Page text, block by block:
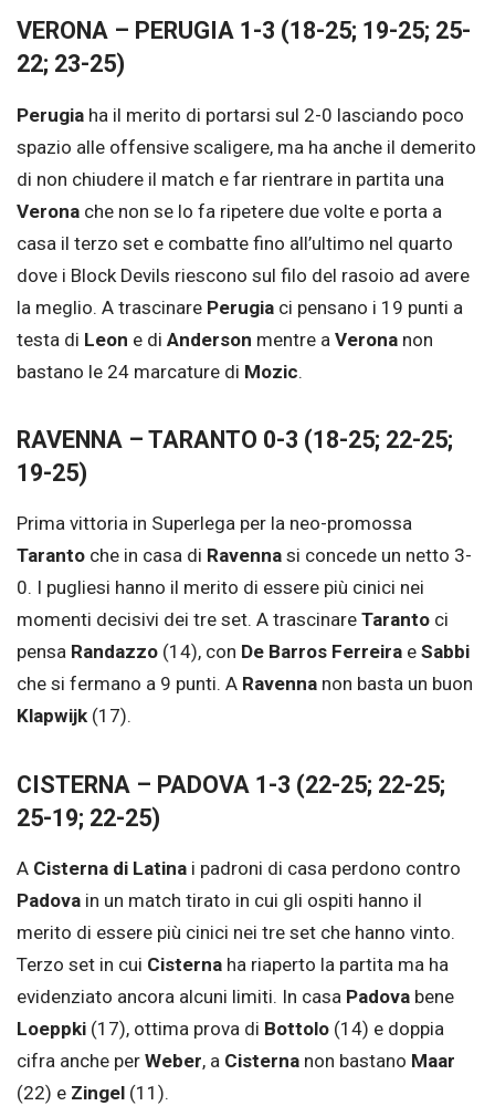
VERONA – PERUGIA 1-3 (18-25; 19-25; 25-
22; 23-25)
Perugia ha il merito di portarsi sul 2-0 lasciando poco
spazio alle offensive scaligere, ma ha anche il demerito
di non chiudere il match e far rientrare in partita una
Verona che non se lo fa ripetere due volte e porta a
casa il terzo set e combatte fino all’ultimo nel quarto
dove i Block Devils riescono sul filo del rasoio ad avere
la meglio. A trascinare Perugia ci pensano i 19 punti a
testa di Leon e di Anderson mentre a Verona non
bastano le 24 marcature di Mozic.
RAVENNA – TARANTO 0-3 (18-25; 22-25;
19-25)
Prima vittoria in Superlega per la neo-promossa
Taranto che in casa di Ravenna si concede un netto 3-
0. I pugliesi hanno il merito di essere più cinici nei
momenti decisivi dei tre set. A trascinare Taranto ci
pensa Randazzo (14), con De Barros Ferreira e Sabbi
che si fermano a 9 punti. A Ravenna non basta un buon
Klapwijk(17).
CISTERNA – PADOVA 1-3 (22-25; 22-25;
25-19; 22-25)
A Cisterna di Latina i padroni di casa perdono contro
Padova in un match tirato in cui gli ospiti hanno il
merito di essere più cinici nei tre set che hanno vinto.
Terzo set in cui Cisterna ha riaperto la partita ma ha
evidenziato ancora alcuni limiti. In casa Padova bene
Loeppki (17), ottima prova di Bottolo (14) e doppia
cifra anche per Weber, a Cisterna non bastano Maar
(22) e Zingel (11).